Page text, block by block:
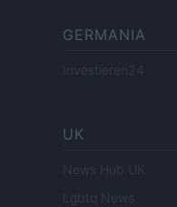
GERMANIA
Investieren24
UK
News Hub UK
Lgbtq News